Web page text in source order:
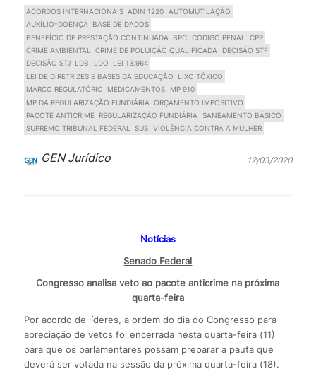
ACORDOS INTERNACIONAIS ADIN 1220
AUTOMUTILAÇÃO
AUXÍLIO-DOENÇA
BASE DE DADOS
BENEFÍCIO DE PRESTAÇÃO CONTINUADA
BPC CÓDIGO PENAL
CPP
CRIME AMBIENTAL
CRIME DE POLUIÇÃO QUALIFICADA
DECISÃO STF
DECISÃO STJ
LDB LDO
LEI 13.964
LEI DE DIRETRIZES E BASES DA EDUCAÇÃO
LIXO TÓXICO
MARCO REGULATÓRIO
MEDICAMENTOS
MP 910
MP DA REGULARIZAÇÃO FUNDIÁRIA ORÇAMENTO IMPOSITIVO
PACOTE ANTICRIME
REGULARIZAÇÃO FUNDIÁRIA
SANEAMENTO BÁSICO
SUPREMO TRIBUNAL FEDERAL
SUS VIOLÊNCIA CONTRA A MULHER
GEN Jurídico 12/03/2020
Notícias
Senado Federal
Congresso analisa veto ao pacote anticrime na próxima
quarta-feira
Por acordo de líderes, a ordem do dia do Congresso para
apreciação de vetos foi encerrada nesta quarta-feira (11)
para que os parlamentares possam preparar a pauta que
deverá ser votada na sessão da próxima quarta-feira (18).